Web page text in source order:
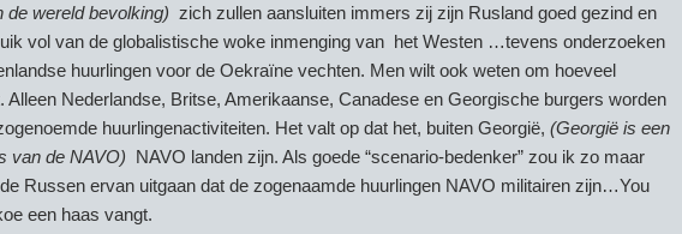
wereld bevolking) zich zullen aansluiten immers zij zijn Rusland goed gezind en
vol van de globalistische woke inmenging van het Westen …tevens onderzoeken
huurlingen voor de Oekraïne vechten. Men wilt ook weten om hoeveel
Alleen Nederlandse, Britse, Amerikaanse, Canadese en Georgische burgers worden
huurlingenactiviteiten. Het valt op dat het, buiten Georgië, (Georgië is een
van de NAVO) NAVO landen zijn. Als goede “scenario-bedenker” zou ik zo maar
Russen ervan uitgaan dat de zogenaamde huurlingen NAVO militairen zijn…You
een haas vangt.